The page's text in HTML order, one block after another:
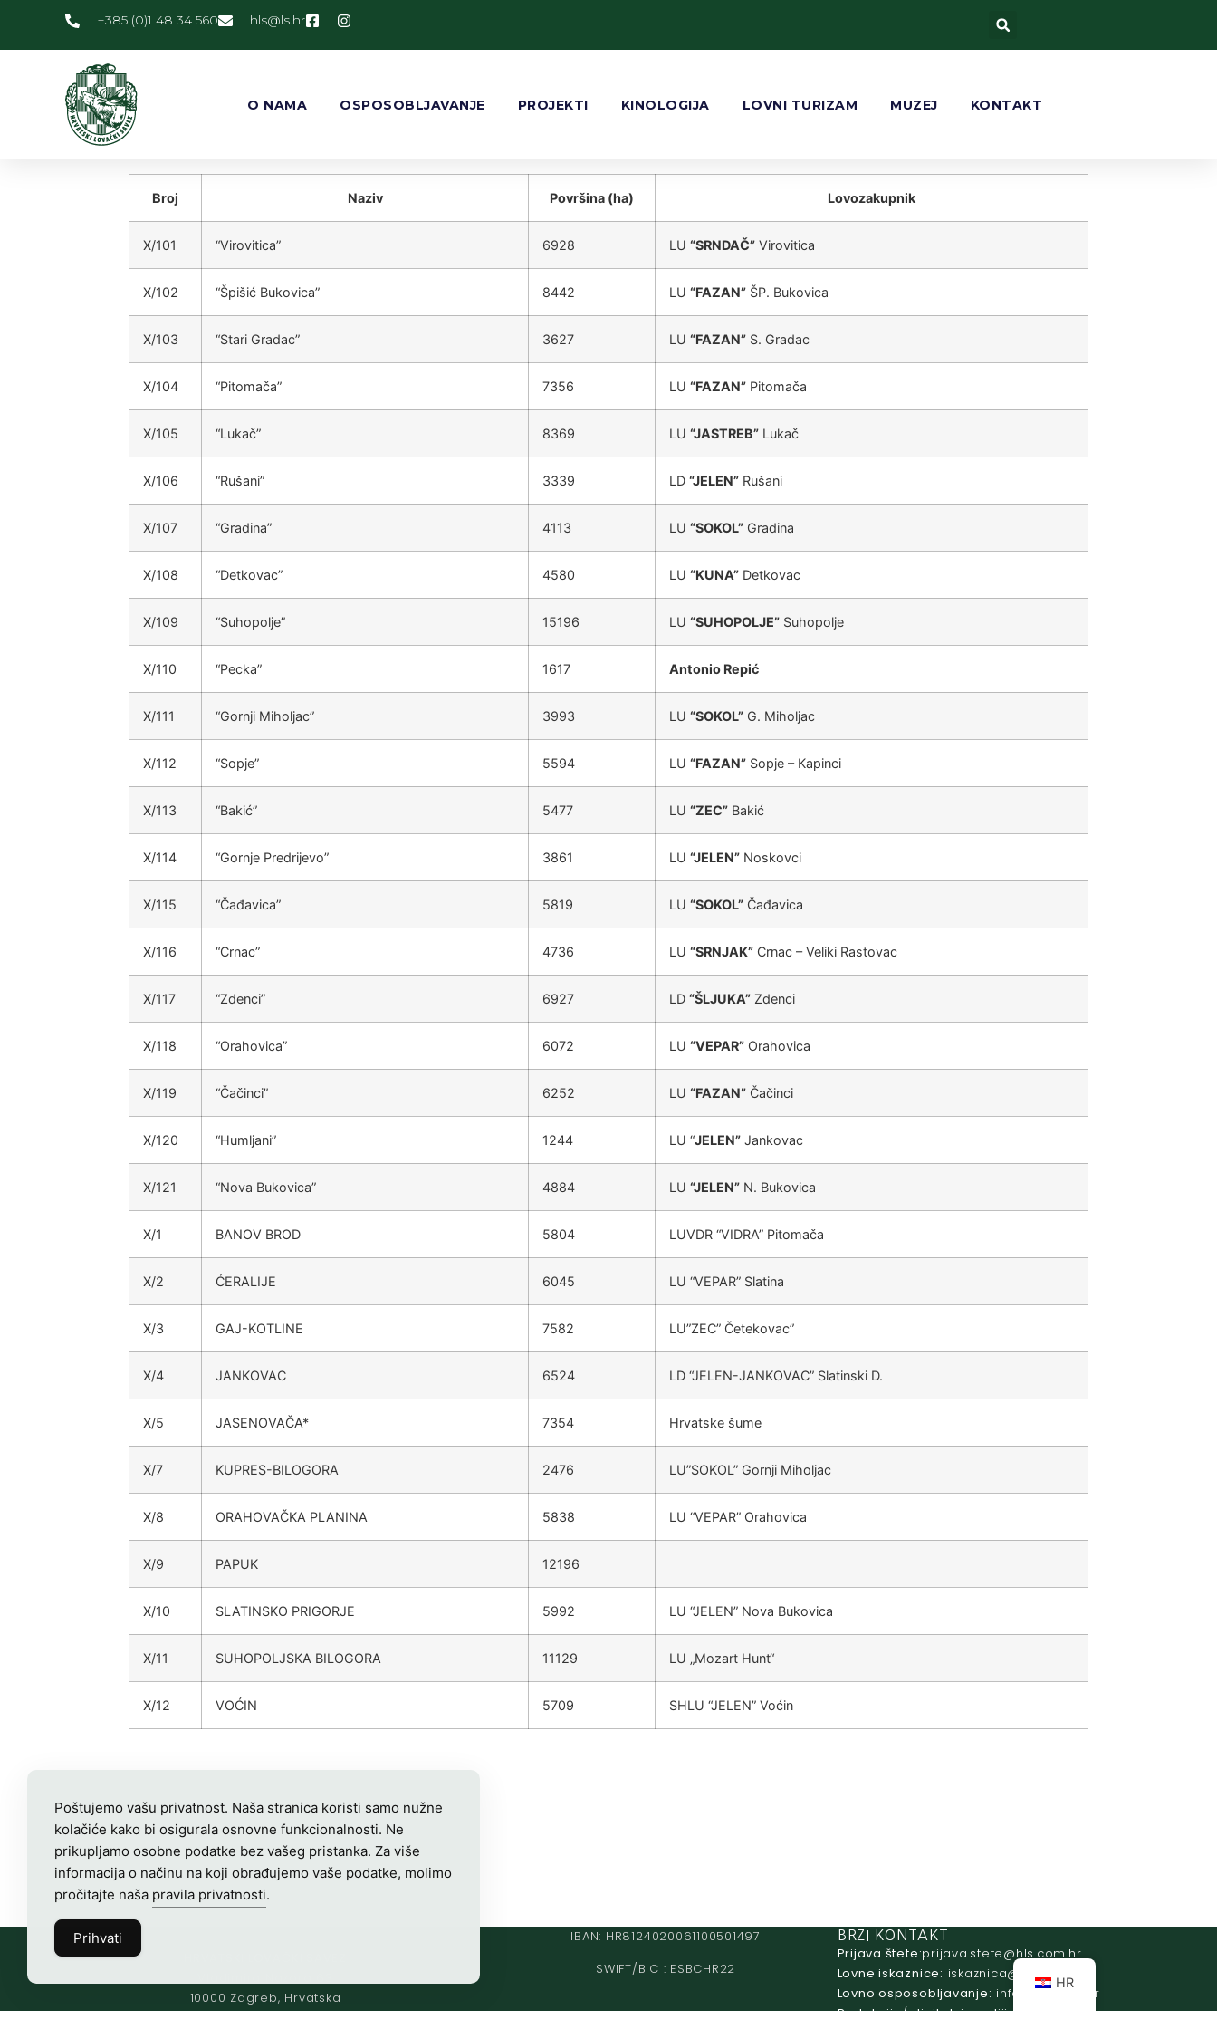
+385 (0)1 48 34 560 rh.sl
@slh
O NAMA OSPOSOBLJAVANJE PROJEKTI KINOLOGIJA LOVNI TURIZAM MUZEJ KONTAKT
Broj Naziv Površina (ha) Lovozakupnik
X/101 “Virovitica” 6928 LU “SRNDAČ” Virovitica
X/102 “Špišić Bukovica” 8442 LU “FAZAN” ŠP. Bukovica
X/103 “Stari Gradac” 3627 LU “FAZAN” S. Gradac
X/104 “Pitomača” 7356 LU “FAZAN” Pitomača
X/105 “Lukač” 8369 LU “JASTREB” Lukač
X/106 “Rušani” 3339 LD “JELEN” Rušani
X/107 “Gradina” 4113 LU “SOKOL” Gradina
X/108 “Detkovac” 4580 LU “KUNA” Detkovac
X/109 “Suhopolje” 15196 LU “SUHOPOLJE” Suhopolje
X/110 “Pecka” 1617 Antonio Repić
X/111 “Gornji Miholjac” 3993 LU “SOKOL” G. Miholjac
X/112 “Sopje” 5594 LU “FAZAN” Sopje – Kapinci
X/113 “Bakić” 5477 LU “ZEC” Bakić
X/114 “Gornje Predrijevo” 3861 LU “JELEN” Noskovci
X/115 “Čađavica” 5819 LU “SOKOL” Čađavica
X/116 “Crnac” 4736 LU “SRNJAK” Crnac – Veliki Rastovac
X/117 “Zdenci” 6927 LD “ŠLJUKA” Zdenci
X/118 “Orahovica” 6072 LU “VEPAR” Orahovica
X/119 “Čačinci” 6252 LU “FAZAN” Čačinci
X/120 “Humljani” 1244 LU “JELEN” Jankovac
X/121 “Nova Bukovica” 4884 LU “JELEN” N. Bukovica
X/1 BANOV BROD 5804 LUVDR “VIDRA” Pitomača
X/2 ĆERALIJE 6045 LU “VEPAR” Slatina
X/3 GAJ-KOTLINE 7582 LU”ZEC” Četekovac”
X/4 JANKOVAC 6524 LD “JELEN-JANKOVAC” Slatinski D.
X/5 JASENOVAČA* 7354 Hrvatske šume
X/7 KUPRES-BILOGORA 2476 LU”SOKOL” Gornji Miholjac
X/8 ORAHOVAČKA PLANINA 5838 LU “VEPAR” Orahovica
X/9 PAPUK 12196
X/10 SLATINSKO PRIGORJE 5992 LU “JELEN” Nova Bukovica
X/11 SUHOPOLJSKA BILOGORA 11129 LU „Mozart Hunt“
X/12 VOĆIN 5709 SHLU “JELEN” Voćin
10000 Zagreb, Hrvatska
IBAN: HR8124020061100501497
SWIFT/BIC : ESBCHR22
BRZI KONTAKT
Prijava štete: rh.moc.slh
@etets.avajirp
Lovne iskaznice: @acinzaksi
Lovno osposobljavanje:
rh.ude-slh
@ofni
Redakcija/ digitalni mediji:
rh.sl
Poštujemo vašu privatnost. Naša stranica koristi samo nužne
kolačiće kako bi osigurala osnovne funkcionalnosti. Ne
prikupljamo osobne podatke bez vašeg pristanka. Za više
informacija o načinu na koji obrađujemo vaše podatke, molimo
pročitajte naša pravila privatnosti.
Prihvati
HR